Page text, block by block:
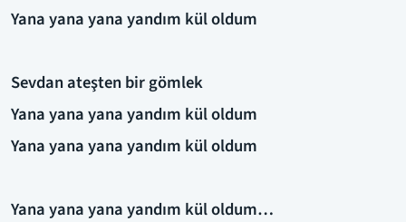
Yana yana yana yandım kül oldum
Sevdan ateşten bir gömlek
Yana yana yana yandım kül oldum
Yana yana yana yandım kül oldum
Yana yana yana yandım kül oldum…